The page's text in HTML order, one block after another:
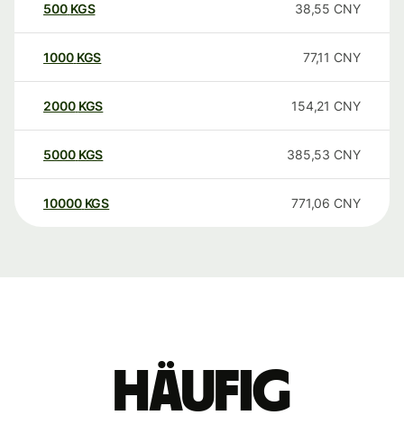
500 KGS 38,55 CNY
1000 KGS 77,11 CNY
2000 KGS 154,21 CNY
5000 KGS 385,53 CNY
10000 KGS 771,06 CNY
Häufig